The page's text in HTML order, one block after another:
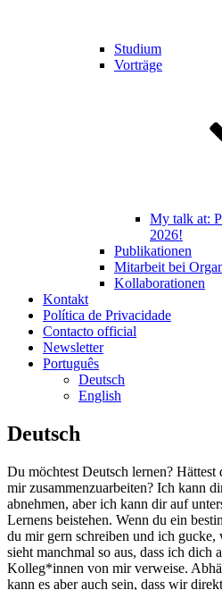
Studium
Vorträge
My talk at:
2026!
Publikationen
Mitarbeit bei
Kollaborationen
Kontakt
Política de Privacidade
Contacto official
Newsletter
Português
Deutsch
English
Deutsch
Du möchtest Deutsch lernen? Hättest
mir zusammenzuarbeiten? Ich kann
abnehmen, aber ich kann dir auf
Lernens beistehen. Wenn du ein
du mir gern schreiben und ich
sieht manchmal so aus, dass ich dich
Kolleg*innen von mir verweise.
kann es aber auch sein, dass wir